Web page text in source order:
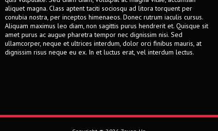
aliquet magna. Class aptent taciti sociosqu ad litora torquent per
conubia nostra, per inceptos himenaeos. Donec rutrum iaculis cursus.
Aliquam maximus leo diam, non sagittis purus hendrerit et. Quisque sit
amet purus ac augue pharetra tempor nec dignissim nisi. Sed
ullamcorper, neque et ultrices interdum, dolor orci finibus mauris, at
dignissim risus neque eu ex. In et luctus erat, vel interdum lectus.